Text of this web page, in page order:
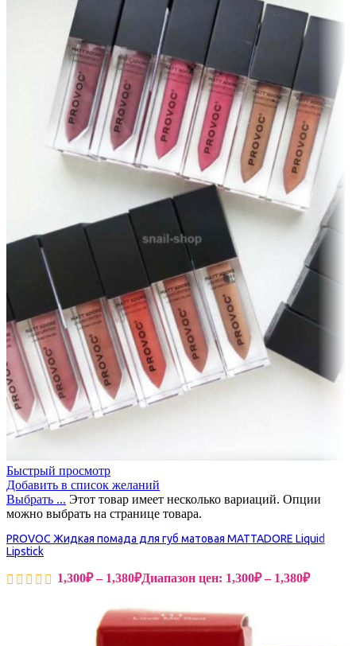
Быстрый просмотр
Добавить в список желаний
Выбрать ... Этот товар имеет несколько вариаций. Опции
можно выбрать на странице товара.
PROVOC Жидкая помада для губ матовая MATTADORE Liquid
Lipstick
1,300₽ – 1,380₽Диапазон цен: 1,300₽ – 1,380₽